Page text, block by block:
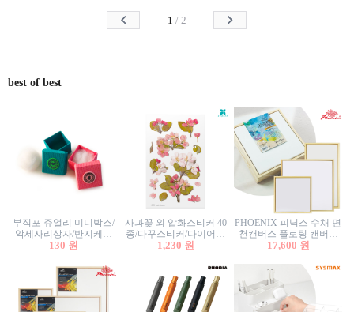
칼라색지/고급복사지
1 / 2
best of best
부직포 쥬얼리 미니박스/
악세사리상자/반지케이
스/반지상자/귀걸이상자/
130 원
사과꽃 외 압화스티커 40
종/다꾸스티커/다이어리
꾸미기/꽃스티커/자연물
1,230 원
PHOENIX 피닉스 수채 면
천캔버스 플로팅 캔버스
프레임세트 30x30cm/액자
17,600 원